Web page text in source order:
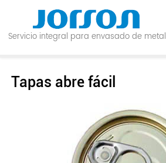
Servicio integral para envasado de metal
Tapas abre fácil